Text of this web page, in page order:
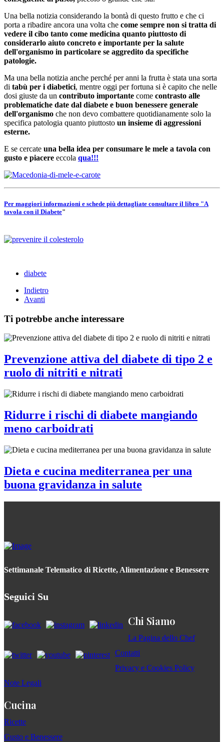
Una bella notizia considerando la bontà di questo frutto e che ci
porta a ribadire ancora una volta che come sempre non si tratta di
vedere il cibo tanto come medicina quanto piuttosto di
considerarlo aiuto concreto e importante per la salute
dell'organismo in particolare se aggredito da specifiche
patologie.
Ma una bella notizia anche perché per anni la frutta è stata una sorta
di tabù per i diabetici, mentre oggi per fortuna si è capito che nelle
dosi giuste da un contributo importante come contrasto alle
problematiche date dal diabete e buon benessere generale
dell'organismo che non devo combattere quotidianamente solo la
specifica patologia quanto piuttosto un insieme di aggressioni
esterne.
E se cercate una bella idea per consumare le mele a tavola con
gusto e piacere eccola qua!!!
Per maggiori informazioni e schede più dettagliate consultare il libro "A
tavola con il Diabete"
diabete
Indietro
Avanti
Ti potrebbe anche interessare
Prevenzione attiva del diabete di tipo 2 e
ruolo di nitriti e nitrati
Ridurre i rischi di diabete mangiando
meno carboidrati
Dieta e cucina mediterranea per una
buona gravidanza in salute
Settimanale Telematico di Ricette, Alimentazione e Benessere
Seguici Su
Chi Siamo
La Pagina dello Chef
Contatti
Privacy e Cookies Policy
Note Legali
Cucina
Ricette
Gusto e Benessere